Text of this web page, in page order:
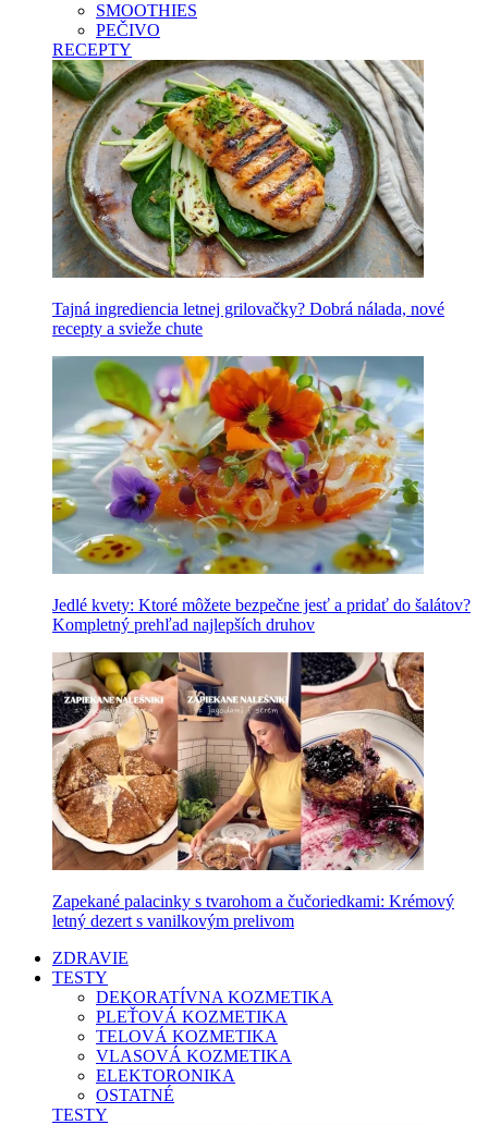
SMOOTHIES
PEČIVO
RECEPTY
Tajná ingrediencia letnej grilovačky? Dobrá nálada, nové
recepty a svieže chute
Jedlé kvety: Ktoré môžete bezpečne jesť a pridať do šalátov?
Kompletný prehľad najlepších druhov
Zapekané palacinky s tvarohom a čučoriedkami: Krémový
letný dezert s vanilkovým prelivom
ZDRAVIE
TESTY
DEKORATÍVNA KOZMETIKA
PLEŤOVÁ KOZMETIKA
TELOVÁ KOZMETIKA
VLASOVÁ KOZMETIKA
ELEKTORONIKA
OSTATNÉ
TESTY